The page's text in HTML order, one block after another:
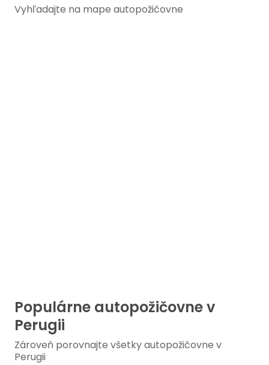
Vyhľadajte na mape autopožičovne
Populárne autopožičovne v
Perugii
Zároveň porovnajte všetky autopožičovne v
Perugii